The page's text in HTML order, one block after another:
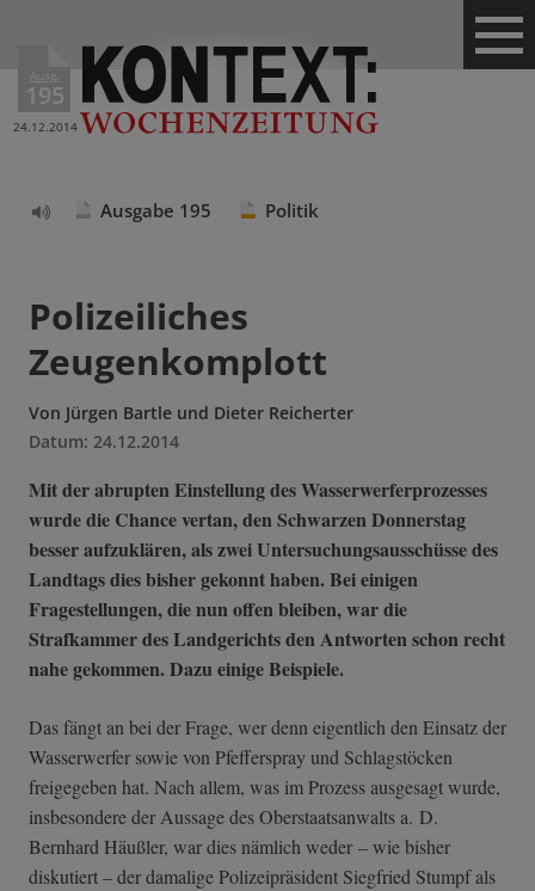
Ausg.
195
24.12.2014
Ausgabe 195 Politik
Polizeiliches
Zeugenkomplott
Von Jürgen Bartle und Dieter Reicherter
Datum: 24.12.2014
Mit der abrupten Einstellung des Wasserwerferprozesses
wurde die Chance vertan, den Schwarzen Donnerstag
besser aufzuklären, als zwei Untersuchungsausschüsse des
Landtags dies bisher gekonnt haben. Bei einigen
Fragestellungen, die nun offen bleiben, war die
Strafkammer des Landgerichts den Antworten schon recht
nahe gekommen. Dazu einige Beispiele.
Das fängt an bei der Frage, wer denn eigentlich den Einsatz der
Wasserwerfer sowie von Pfefferspray und Schlagstöcken
freigegeben hat. Nach allem, was im Prozess ausgesagt wurde,
insbesondere der Aussage des Oberstaatsanwalts a. D.
Bernhard Häußler, war dies nämlich weder – wie bisher
diskutiert – der damalige Polizeipräsident Siegfried Stumpf als